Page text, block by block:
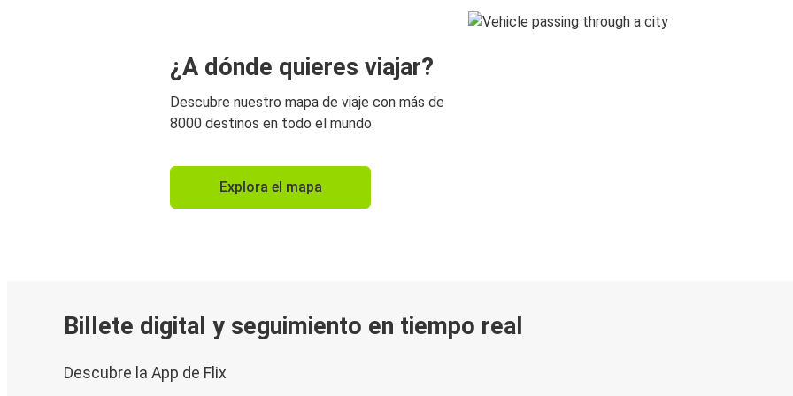
¿A dónde quieres viajar?
Descubre nuestro mapa de viaje con más de
8000 destinos en todo el mundo.
Explora el mapa
Billete digital y seguimiento en tiempo real
Descubre la App de Flix